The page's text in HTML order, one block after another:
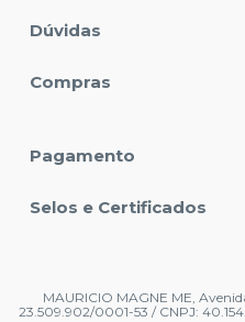
Dúvidas
Compras
Pagamento
Selos e Certificados
MAURICIO MAGNE ME,
23.509.902/0001-53 / CNPJ: